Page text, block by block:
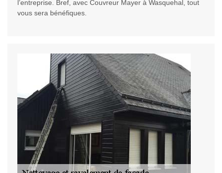
l’entreprise. Bref, avec Couvreur Mayer à Wasquehal, tout
vous sera bénéfiques.